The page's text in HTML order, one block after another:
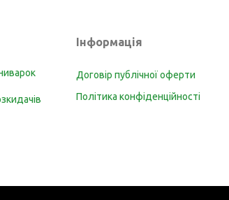
Інформація
Договір публічної оферти
Політика конфіденційності